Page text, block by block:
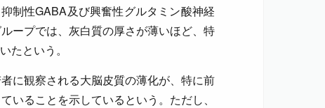
制性GABA及び興奮性グルタミン酸神経
ープでは、灰白質の厚さが薄いほど、特
たという。
に観察される大脳皮質の薄化が、特に前
いることを示しているという。ただし、